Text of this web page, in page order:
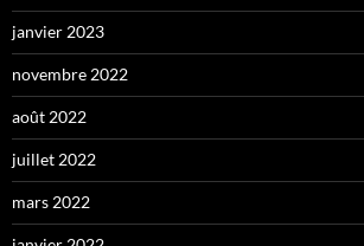
janvier 2023
novembre 2022
août 2022
juillet 2022
mars 2022